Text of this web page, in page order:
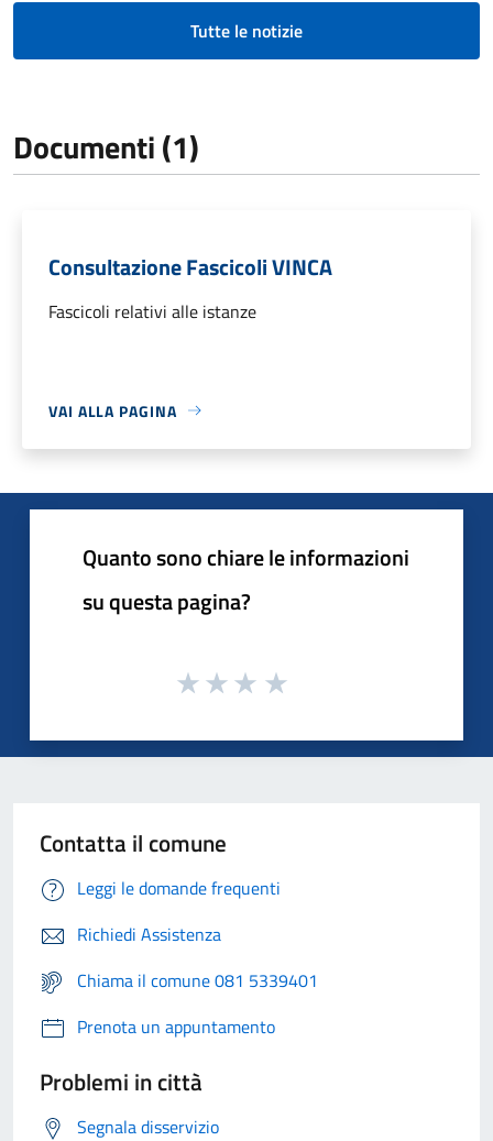
Tutte le notizie
Documenti (1)
Consultazione Fascicoli VINCA
Fascicoli relativi alle istanze
VAI ALLA PAGINA
Quanto sono chiare le informazioni
su questa pagina?
Contatta il comune
Leggi le domande frequenti
Richiedi Assistenza
Chiama il comune 081 5339401
Prenota un appuntamento
Problemi in città
Segnala disservizio